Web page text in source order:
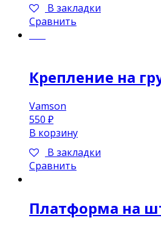
В закладки
Сравнить
Крепление на
Vamson
550 ₽
В корзину
В закладки
Сравнить
Платформа на